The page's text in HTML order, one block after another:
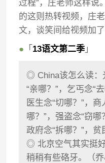
过程”，庄老师这样说
的这则热转视频，庄
文，谈笑间给视频加
● 「 13语文第二季 」
◎ China该怎么读：
“亲哪？”，乞丐念“
医生念“切哪？”，
哪？”，强盗念“窃哪
政府念“拆哪？”，贫
◎ 北京空气其实挺
稍稍有些硌牙。（乔